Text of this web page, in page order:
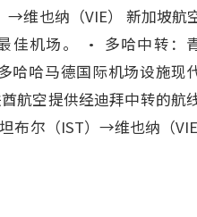
维也纳（VIE） 新加坡航
佳机场。 • 多哈中转
哈哈马德国际机场设施
航空提供经迪拜中转的航
尔（IST）→维也纳（